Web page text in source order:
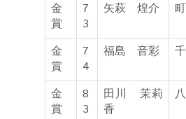
金
賞
7
3
矢萩 煌介
金
賞
7
4
福島 音彩
金
賞
8
3
田川 茉莉
香